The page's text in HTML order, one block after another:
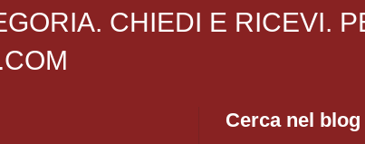
CHIEDI E RICEVI.
Cerca nel blog